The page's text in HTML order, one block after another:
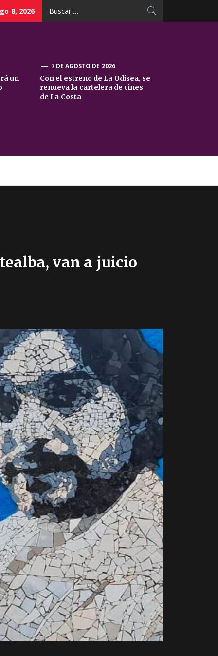
8, 2026
un
7 DE AGOSTO DE 2026
Con el estreno de La Odisea, se
renueva la cartelera de cines
de La Costa
van a juicio